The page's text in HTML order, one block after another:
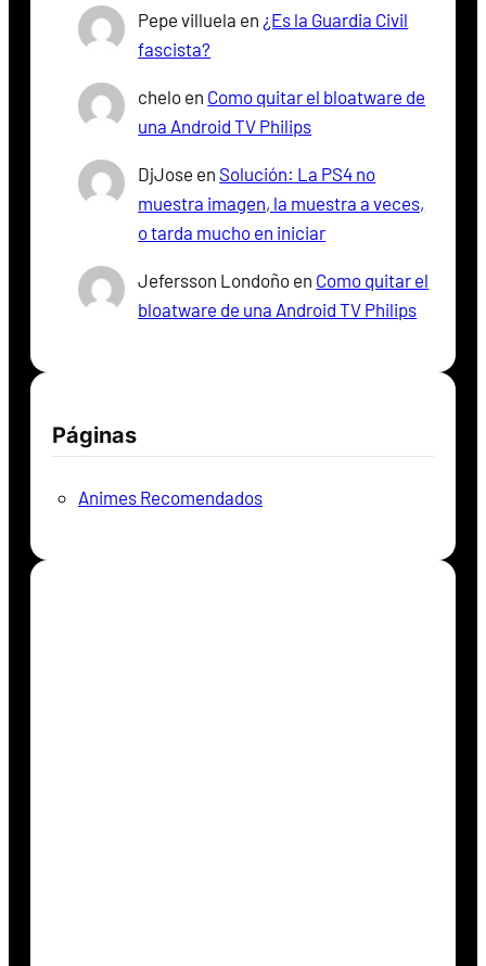
Pepe villuela en ¿Es la Guardia Civil
fascista?
chelo en Como quitar el bloatware de
una Android TV Philips
DjJose en Solución: La PS4 no
muestra imagen, la muestra a veces,
o tarda mucho en iniciar
Jefersson Londoño en Como quitar el
bloatware de una Android TV Philips
Páginas
Animes Recomendados